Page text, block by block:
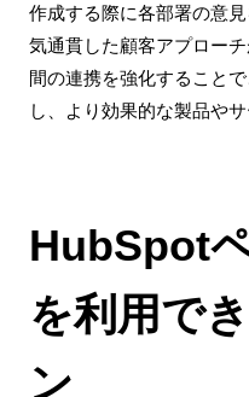
作成する際に各部署の意
気通貫した顧客アプロー
間の連携を強化すること
し、より効果的な製品や
HubSpot
を利用で
ン